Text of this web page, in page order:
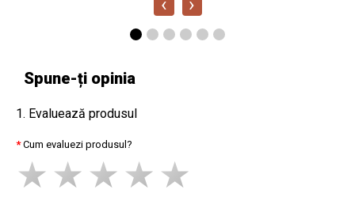
Spune-ți opinia
1. Evaluează produsul
Cum evaluezi produsul?